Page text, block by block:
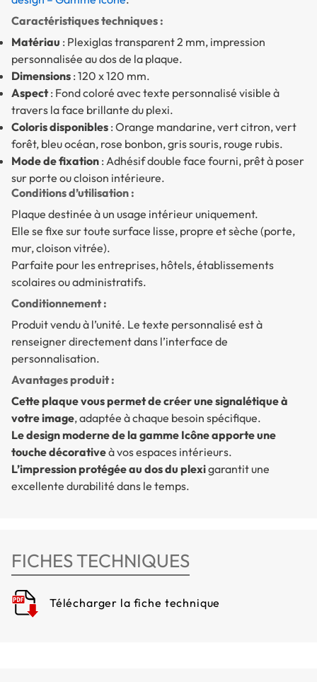
Caractéristiques techniques :
Matériau : Plexiglas transparent 2 mm, impression
personnalisée au dos de la plaque.
Dimensions : 120 x 120 mm.
Aspect: Fond coloré avec texte personnalisé visible à
travers la face brillante du plexi.
Coloris disponibles : Orange mandarine, vert citron, vert
forêt, bleu océan, rose bonbon, gris souris, rouge rubis.
Mode de fixation : Adhésif double face fourni, prêt à poser
sur porte ou cloison intérieure.
Conditions d’utilisation :
Plaque destinée à un usage intérieur uniquement.
Elle se fixe sur toute surface lisse, propre et sèche (porte,
mur, cloison vitrée).
Parfaite pour les entreprises, hôtels, établissements
scolaires ou administratifs.
Conditionnement :
Produit vendu à l’unité. Le texte personnalisé est à
renseigner directement dans l’interface de
personnalisation.
Avantages produit :
Cette plaque vous permet de créer une signalétique à
votre image, adaptée à chaque besoin spécifique.
Le design moderne de la gamme Icône apporte une
touche décorativeà vos espaces intérieurs.
L’impression protégée au dos du plexigarantit une
excellente durabilité dans le temps.
FICHES TECHNIQUES
Télécharger la fiche technique